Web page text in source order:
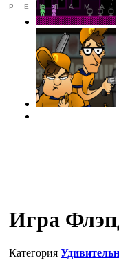
РЕКЛАМА
Игра
Категория